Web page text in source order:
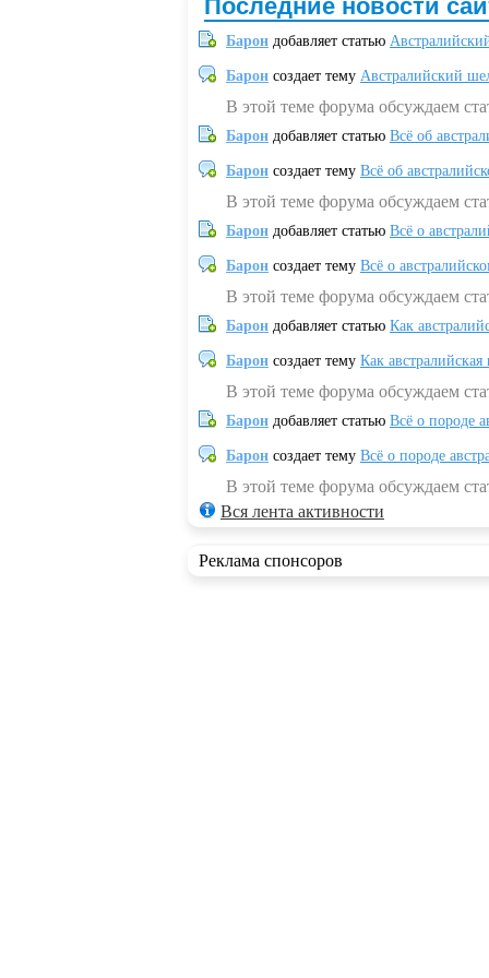
Последние новости
Барон добавляет статью
Барон создает тему Австралийский
В этой теме форума обсуждаем
Барон добавляет статью Всё об
Барон создает тему Всё об
В этой теме форума обсуждаем
Барон добавляет статью Всё о
Барон создает тему Всё о
В этой теме форума обсуждаем
Барон добавляет статью Как
Барон создает тему Как
В этой теме форума обсуждаем
Барон добавляет статью Всё о породе
Барон создает тему Всё о породе
В этой теме форума обсуждаем
Вся лента активности
Реклама спонсоров